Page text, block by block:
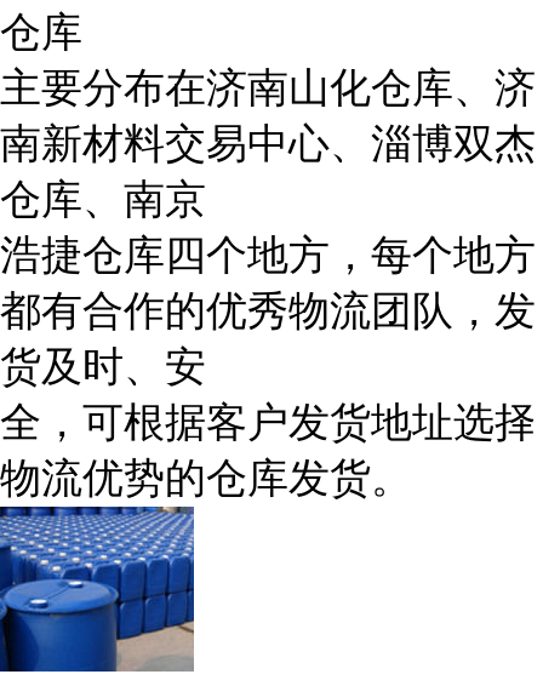
仓库
主要分布在济南山化仓库、济
南新材料交易中心、淄博双杰
仓库、南京
浩捷仓库四个地方，每个地方
都有合作的优秀物流团队，发
货及时、安
全，可根据客户发货地址选择
物流优势的仓库发货。